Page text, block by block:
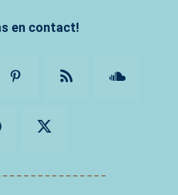
en contact!